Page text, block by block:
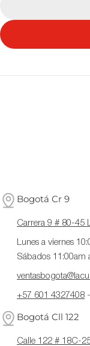
Bogotá Cr 9
Carrera 9 # 80-45
Lunes a viernes
Sábados 11:00am
+57 601 4327408 -
Bogotá Cll 122
Calle 122 # 18C-